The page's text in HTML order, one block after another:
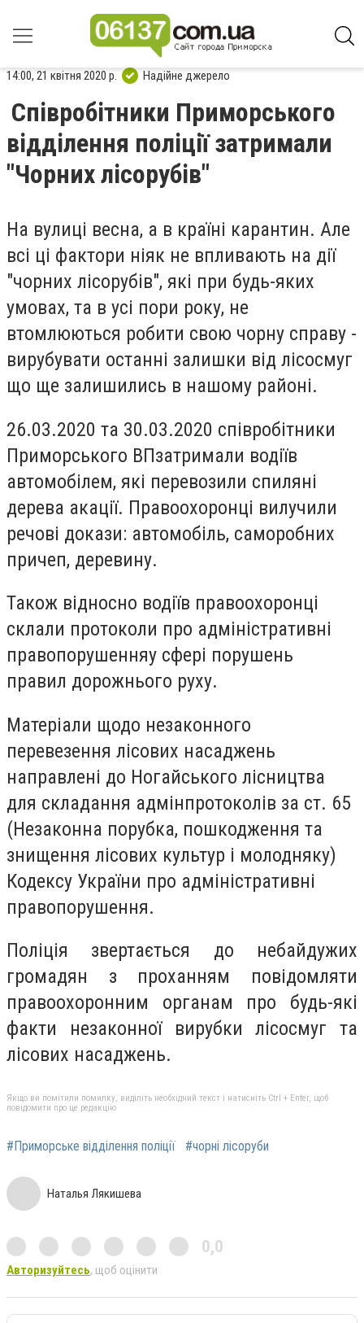
14:00, 21 квітня 2020 р. Надійне джерело
Співробітники Приморського
відділення поліції затримали
"Чорних лісорубів"
На вулиці весна, а в країні карантин. Але
всі ці фактори ніяк не впливають на дії
"чорних лісорубів", які при будь-яких
умовах, та в усі пори року, не
втомлюються робити свою чорну справу -
вирубувати останні залишки від лісосмуг
що ще залишились в нашому районі.
26.03.2020 та 30.03.2020 співробітники
Приморського ВПзатримали водіїв
автомобілем, які перевозили спиляні
дерева акації. Правоохоронці вилучили
речові докази: автомобіль, саморобних
причеп, деревину.
Також відносно водіїв правоохоронці
склали протоколи про адміністративні
правопорушенняу сфері порушень
правил дорожнього руху.
Матеріали щодо незаконного
перевезення лісових насаджень
направлені до Ногайського лісництва
для складання адмінпротоколів за ст. 65
(Незаконна порубка, пошкодження та
знищення лісових культур і молодняку)
Кодексу України про адміністративні
правопорушення.
Поліція звертається до небайдужих
громадян з проханням повідомляти
правоохоронним органам про будь-які
факти незаконної вирубки лісосмуг та
лісових насаджень.
Якщо ви помітили помилку, виділіть необхідний текст і натисніть Ctrl + Enter, щоб
повідомити про це редакцію
#Приморське відділення поліції #чорні лісоруби
Наталья Лякишева
0,0
Авторизуйтесь, щоб оцінити